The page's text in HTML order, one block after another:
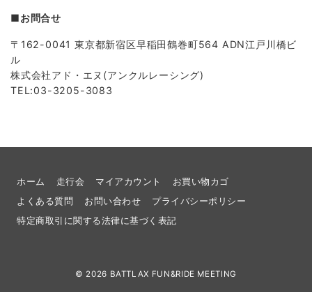
■お問合せ
〒162-0041 東京都新宿区早稲田鶴巻町564 ADN江戸川橋ビ
ル
株式会社アド・エヌ(アンクルレーシング)
TEL:03-3205-3083
ホーム 走行会 マイアカウント
お買い物カゴ
よくある質問
お問い合わせ
プライバシーポリシー
特定商取引に関する法律に基づく表記
© 2026 BATTLAX FUN&RIDE MEETING